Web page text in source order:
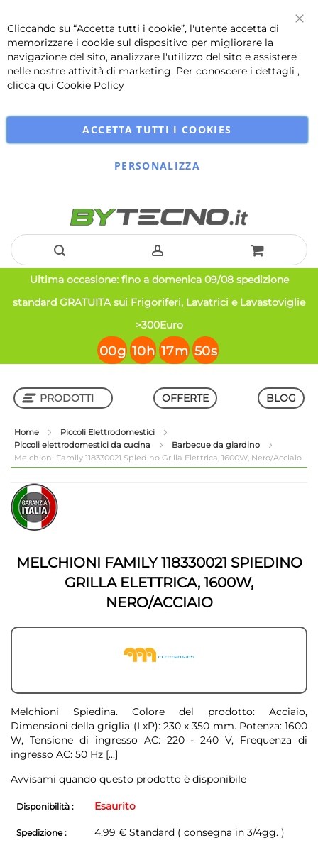
Cliccando su “Accetta tutti i cookie”, l'utente accetta di
memorizzare i cookie sul dispositivo per migliorare la
navigazione del sito, analizzare l'utilizzo del sito e assistere
nelle nostre attività di marketing. Per conoscere i dettagli ,
clicca qui Cookie Policy
ACCETTA TUTTI I COOKIES
PERSONALIZZA
Salta
al
Ultima occasione: fino a domenica 09/08 spedizione
standard GRATUITA sui Frigoriferi, Lavatrici e Lavastoviglie
>300Euro
00g 10h 17m 50s
PRODOTTI
Shop in Shop
OFFERTE BLOG
Home
Piccoli Elettrodomestici
Piccoli elettrodomestici da cucina
Barbecue da giardino
Melchioni Family 118330021 Spiedino Grilla Elettrica, 1600W, Nero/Acciaio
Vai
alla
fine
della
di
Vai
all'inizio
della
galleria
immagini
MELCHIONI FAMILY 118330021 SPIEDINO
GRILLA ELETTRICA, 1600W,
NERO/ACCIAIO
Melchioni Spiedina. Colore del prodotto: Acciaio,
Dimensioni della griglia (LxP): 230 x 350 mm. Potenza: 1600
W, Tensione di ingresso AC: 220 - 240 V, Frequenza di
ingresso AC: 50 Hz [...]
Avvisami quando questo prodotto è disponibile
Disponibilità : Esaurito
Spedizione : 4,99 € Standard ( consegna in 3/4gg. )